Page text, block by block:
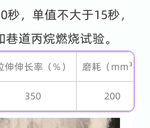
，单值不大于15秒，
道丙烷燃烧试验。
伸伸长率（%） 磨耗（mm³）
350 200